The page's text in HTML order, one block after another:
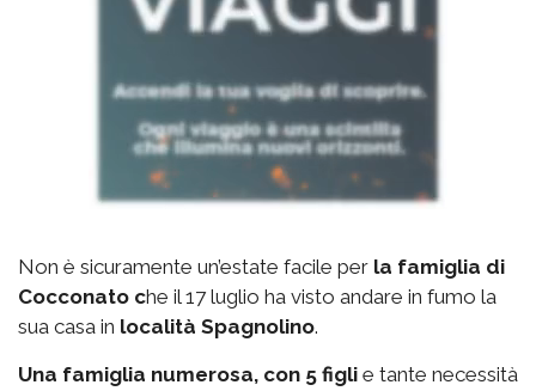
Non è sicuramente un’estate facile per la famiglia di
Cocconato che il 17 luglio ha visto andare in fumo la
sua casa in località Spagnolino.
Una famiglia numerosa, con 5 figli e tante necessità